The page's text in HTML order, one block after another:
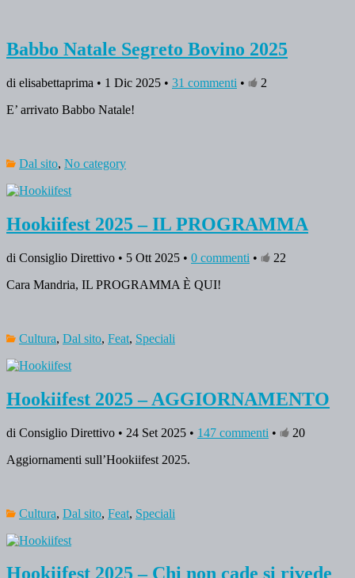
Babbo Natale Segreto Bovino 2025
di elisabettaprima • 1 Dic 2025 • 31 commenti •
2
E’ arrivato Babbo Natale!
Dal sito, No category
Hookiifest 2025 – IL PROGRAMMA
di Consiglio Direttivo • 5 Ott 2025 • 0 commenti •
22
Cara Mandria, IL PROGRAMMA È QUI!
Cultura, Dal sito, Feat, Speciali
Hookiifest 2025 – AGGIORNAMENTO
di Consiglio Direttivo • 24 Set 2025 • 147 commenti •
20
Aggiornamenti sull’Hookiifest 2025.
Cultura, Dal sito, Feat, Speciali
Hookiifest 2025 – Chi non cade si rivede